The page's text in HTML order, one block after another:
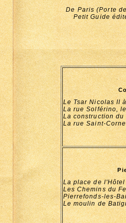
De Paris (Porte
Petit Guide
Le Tsar Nicolas II
La rue Solférino,
La construction du
La rue Saint-
La place de
Les Chemins du
Pierrefonds-les-
Le moulin de